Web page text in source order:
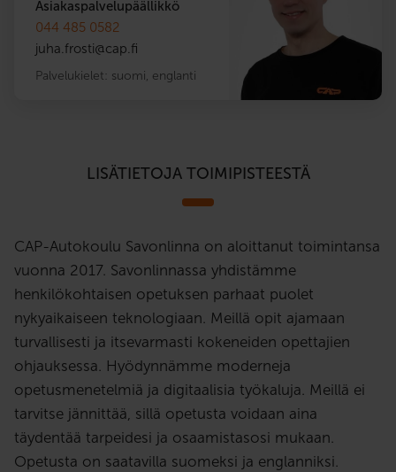
Asiakaspalvelupäällikkö
044 485 0582
juha.frosti@cap.fi
Palvelukielet: suomi, englanti
LISÄTIETOJA TOIMIPISTEESTÄ
CAP-Autokoulu Savonlinna on aloittanut toimintansa
vuonna 2017. Savonlinnassa yhdistämme
henkilökohtaisen opetuksen parhaat puolet
nykyaikaiseen teknologiaan. Meillä opit ajamaan
turvallisesti ja itsevarmasti kokeneiden opettajien
ohjauksessa. Hyödynnämme moderneja
opetusmenetelmiä ja digitaalisia työkaluja. Meillä ei
tarvitse jännittää, sillä opetusta voidaan aina
täydentää tarpeidesi ja osaamistasosi mukaan.
Opetusta on saatavilla suomeksi ja englanniksi.